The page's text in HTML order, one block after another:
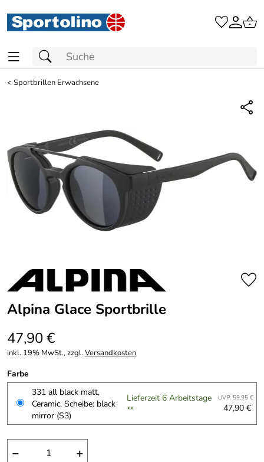
<Sportbrillen Erwachsene
Alpina Glace Sportbrille
47,90 €
inkl. 19% MwSt., zzgl.Versandkosten
Farbe
331 all black matt,
Ceramic, Scheibe: black
mirror (S3)
Lieferzeit 6 Arbeitstage
**
UVP: 59,95 €
47,90 €
− +